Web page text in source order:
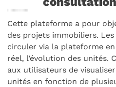
Cette plateforme a pour
des projets immobiliers.
circuler via la plateforme
réel, l’évolution des unités.
aux utilisateurs de
unités en fonction de